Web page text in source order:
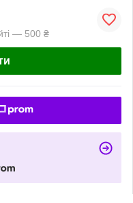
— 500 ₴